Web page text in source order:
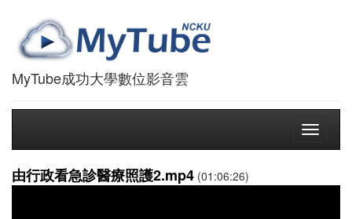
MyTube成功大學數位影音雲
Toggle
由行政看急診醫療照護2.mp4 (01:06:26)